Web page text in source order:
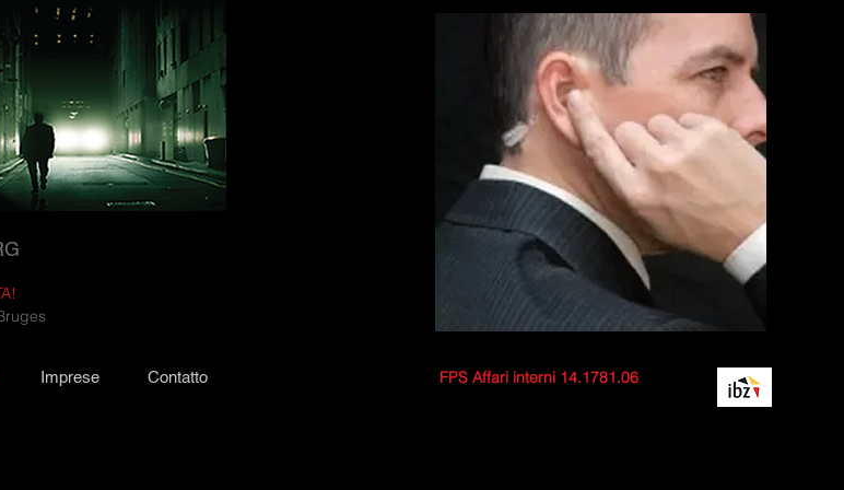
Imprese Contatto FPS Affari interni 14.1781.06